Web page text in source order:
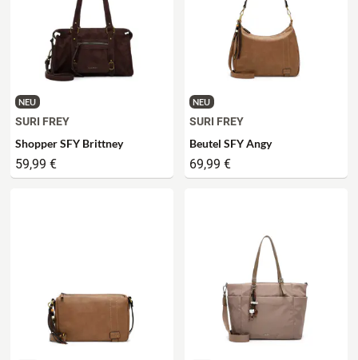
NEU
SURI FREY
Shopper SFY Brittney
59,99 €
NEU
SURI FREY
Beutel SFY Angy
69,99 €